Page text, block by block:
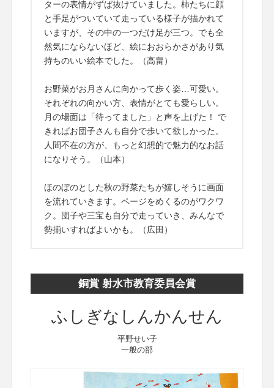
ターの表情がずば抜けていました。柿たちに顔
と手足がついていて走っている様子が描かれて
いますが、その中の一つだけ足が三つ。でも全
然気にならないほど、絵におおらかさがあり気
持ちのいい絵本でした。（高畠）
お野菜がお月さんに向かって歩く姿…可愛い。
それぞれの向かい方、表情がとても愛らしい。
月の場面は「待ってました」と声を上げた！ で
きればお団子さんも自分で歩いて欲しかった。
人間不在の方が、もっと幻想的で魅力的なお話
になりそう。（山本）
ほのぼのとした秋の野菜たちが嬉しそうに画面
を流れていきます。ページをめくるのがワクワ
ク。団子や三宝も自分で走っていき、みんなで
勢揃いすればよいかも。（広田）
銅賞 射水市教育委員会賞
ふしぎなしんかんせん
平野せい子
一般の部